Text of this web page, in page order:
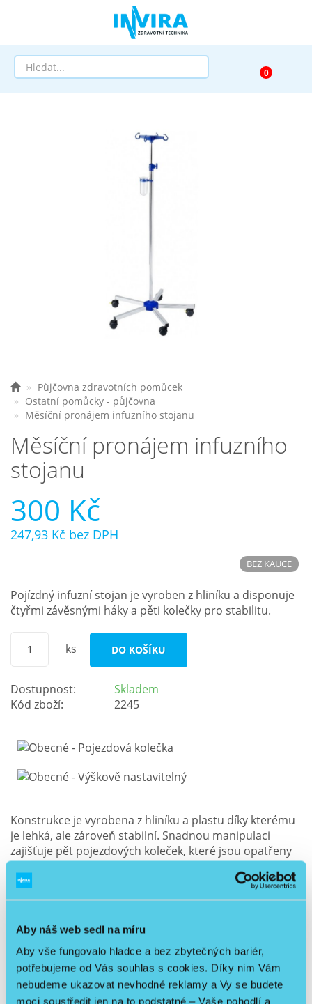
Aby náš web sedl na míru
Aby vše fungovalo hladce a bez zbytečných bariér,
potřebujeme od Vás souhlas s cookies. Díky nim Vám
nebudeme ukazovat nevhodné reklamy a Vy se budete
moci soustředit jen na to podstatné – Vaše pohodlí a
Pomůcky dle zaměření
Doprava a služby
Kontakt
Půjčovna zdravotních pomůcek
Ostatní pomůcky - půjčovna
Měsíční pronájem infuzního stojanu
Měsíční pronájem infuzního
stojanu
300 Kč
247,93 Kč bez DPH
BEZ KAUCE
Pojízdný infuzní stojan je vyroben z hliníku a disponuje
čtyřmi závěsnými háky a pěti kolečky pro stabilitu.
ks DO KOŠÍKU
Dostupnost:
Skladem
Kód zboží:
2245
Konstrukce je vyrobena z hliníku a plastu díky kterému
je lehká, ale zároveň stabilní. Snadnou manipulaci
zajišťuje pět pojezdových koleček, které jsou opatřeny
brzdou. Stojan disponuje závěsným křížem se čtyřmi
háčky. Výšku stojanu lze snadno regulovat.
Toto zboží si můžete odkoupit z nájemní smlouvy a my
nájmu z pořizovací ceny.
Maximální nosnost na jeden hák 2,5 kg / výška 125 - 185